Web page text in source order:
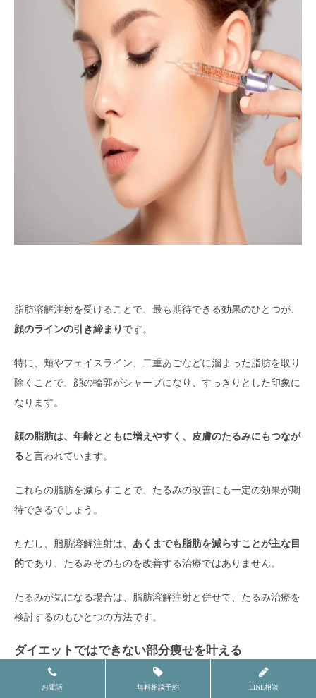
脂肪溶解注射を受けることで、最も期待できる効果のひとつが、
顔のラインの引き締まり です。
特に、頬やフェイスライン、二重あごなどに溜まった脂肪を取り
除くことで、顔の輪郭がシャープになり、すっきりとした印象に
なります。
顔の脂肪は、年齢とともに増えやすく、皮膚のたるみにもつなが
ると言われています。
これらの脂肪を減らすことで、たるみの改善にも一定の効果が期
待できるでしょう。
ただし、脂肪溶解注射は、 あくまでも脂肪を減らすことが主な目
的であり、たるみそのものを改善する治療ではありません。
たるみが気になる場合は、脂肪溶解注射と併せて、たるみ治療を
検討するのもひとつの方法です。
ダイエットではできない部分痩せを叶える
お電話 無料相談予約 LINE相談